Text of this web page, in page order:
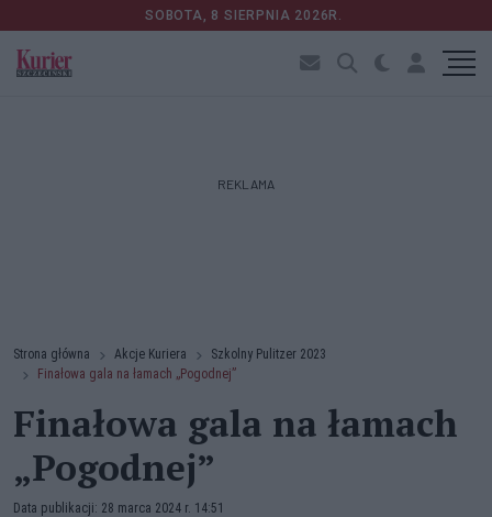
SOBOTA, 8 SIERPNIA 2026R.
REKLAMA
Strona główna Akcje Kuriera
Szkolny Pulitzer 2023
Finałowa gala na łamach „Pogodnej”
Finałowa gala na łamach
„Pogodnej”
Data publikacji: 28 marca 2024 r. 14:51